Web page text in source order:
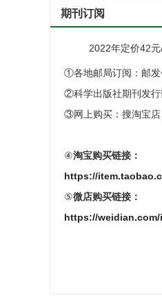
期刊订阅
2022年定价42元
①各地邮局订阅：邮发
②科学出版社期刊发行
③网上购买：搜淘宝
④淘宝购买链接：
https://
⑤微店购买链接：
https://weidian.com/